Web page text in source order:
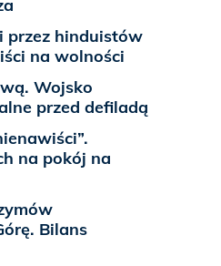
przez hinduistów
na wolności
Wojsko
przed defiladą
na pokój na
Bilans